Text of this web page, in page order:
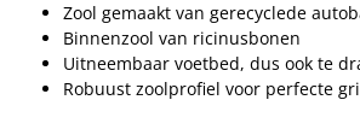
Zool gemaakt van gerecyclede
Binnenzool van ricinusbonen
Uitneembaar voetbed, dus ook te
Robuust zoolprofiel voor perfecte